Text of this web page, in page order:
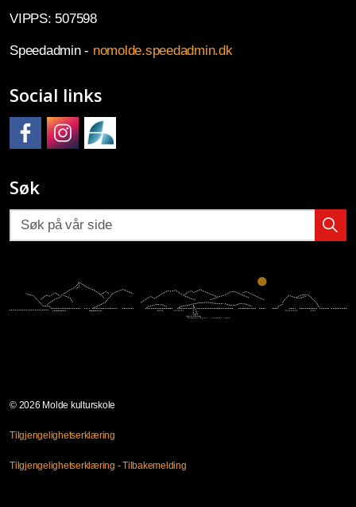
VIPPS: 507598
Speedadmin - nomolde.speedadmin.dk
Social links
Søk
© 2026 Molde kulturskole
Tilgjengelighetserklæring
Tilgjengelighetserklæring - Tilbakemelding